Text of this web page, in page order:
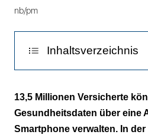
nb/pm
Inhaltsverzeichnis
Anbieter verspricht
Datensicherheit“
13,5 Millionen Versicherte
Gesundheitsdaten über eine
Smartphone verwalten. In